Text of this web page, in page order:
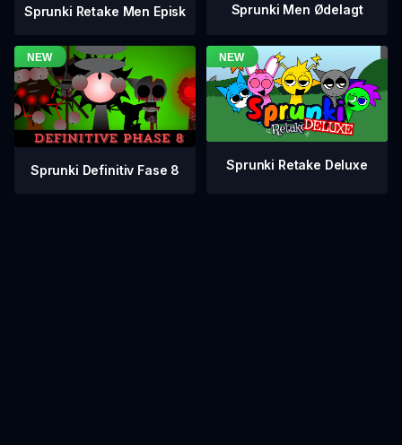
Sprunki Retake Men Episk Sprunki Men Ødelagt
Sprunki Definitiv Fase 8 Sprunki Retake Deluxe